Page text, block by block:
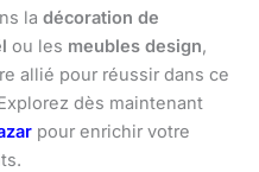
la décoration de
ou les meubles design,
allié pour réussir dans ce
dès maintenant
pour enrichir votre